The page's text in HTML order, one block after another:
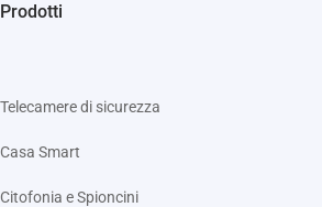
Prodotti
Telecamere di sicurezza
Casa Smart
Citofonia e Spioncini